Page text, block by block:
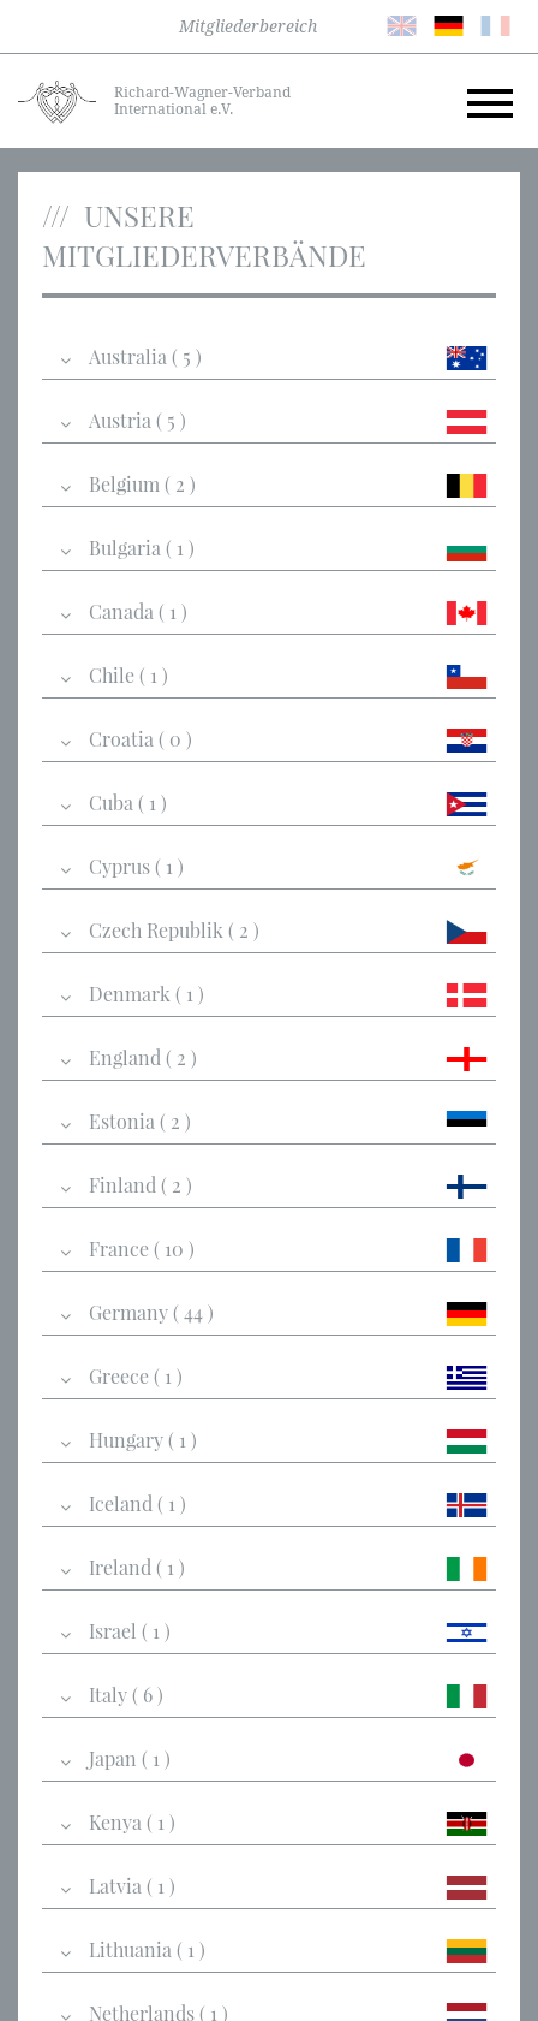
Mitgliederbereich
Richard-Wagner-Verband
International e.V.
UNSERE
MITGLIEDERVERBÄNDE
Australia ( 5 )
Austria ( 5 )
Belgium ( 2 )
Bulgaria ( 1 )
Canada ( 1 )
Chile ( 1 )
Croatia ( 0 )
Cuba ( 1 )
Cyprus ( 1 )
Czech Republik ( 2 )
Denmark ( 1 )
England ( 2 )
Estonia ( 2 )
Finland ( 2 )
France ( 10 )
Germany ( 44 )
Greece ( 1 )
Hungary ( 1 )
Iceland ( 1 )
Ireland ( 1 )
Israel ( 1 )
Italy ( 6 )
Japan ( 1 )
Kenya ( 1 )
Latvia ( 1 )
Lithuania ( 1 )
Netherlands ( 1 )